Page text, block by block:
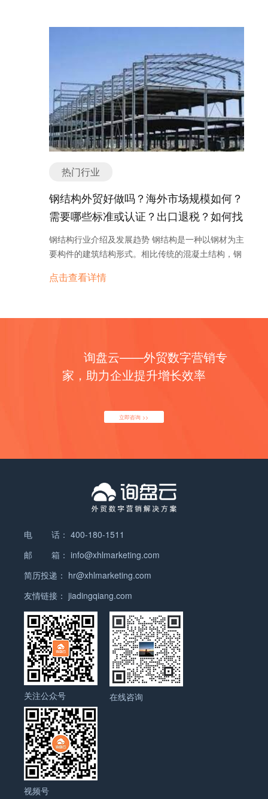
并预计到2027年将以年均复合增长率超过5%的速度
增长。这主要受益于不锈钢的广泛应用和不断增长的
需求。 在海外市场上，不锈钢制品的需求也在不断增
长。特别是在发达国家和地区，如美国、欧洲、日本
等，不锈钢制品已经成为基础设施建设和工业生产的
重要材料。此外，随着新兴市场经济的快速发展，如
中国、印度和巴西等国家，不锈钢市场也呈现出良好
下几个因素。首先，随着全球经济的发展，建筑和基
础设施建设的需求不断增加，这促进了不锈钢制品的
需求增长。其次，化工、医疗和食品加工等行业对不
锈钢制品的需求也在不断增加，这与不锈钢材料的耐
腐蚀和卫生性能密切相关。此外，不锈钢制品的广泛
应用也为海外市场的增长提供了机会。 总的来说，不
济的发展和不锈钢制品需求的增加，不锈钢市场规模
势。 不锈钢主要出口哪些国家地区？ 不锈钢是一种
有耐腐蚀、高强度和美观的特点，因此在国际贸易中
有很大的需求。 不锈钢的主要出口国家和地区包括以
下几个： 1. 中国：作为全球最大的不锈钢生产国，
争激烈，来自其他国家的竞争对手也不少。其次，船
舶配件的出口需要满足各国的质量标准和认证要求，
这对企业来说可能增加了一定的成本和难度。 总的来
说，船舶配件的外贸形势是积极向好的。出口船舶配
件可以说是一个潜力巨大的市场，但同时也需要企业
具备竞争力和适应性，以满足市场需求和国际标准。
船舶配件海外市场规模如何？ 船舶配件在海外市场具
有巨大的规模和潜力。随着全球贸易的发展和海洋经
济的繁荣，船舶配件的需求不断增加。海外市场对船
舶配件的需求主要来自船舶制造业、船舶维修和维护
业以及海洋工程等相关行业。 首先，船舶制造业是船
舶配件市场的主要需求方。随着全球贸易的增长，船
舶制造业迅速发展，对各种船舶配件的需求也在不断
增加。船舶制造业需要大量的船舶发动机、船舶通信
设备、船舶安全设备等配件来完成船舶的制造。尤其
国、日本和德国等，船舶配件市场规模更是巨大。 其
行。尤其是在一些海洋交通繁忙的地区和港口，船舶
维修和维护业的市场规模更是庞大。 此外，海洋工程
也是船舶配件市场的重要需求方。海洋工程包括海洋
船舶配件的需求量也非常大。海洋工程需要各种船舶
设备和配件来完成工程任务，如海上钻井平台、海上
洋经济的发展，船舶配件的需求不断增加。船舶制造
业、船舶维修和维护业以及海洋工程等相关行业是船
舶配件市场的主要需求方。随着这些行业的发展，船
哪些国家地区？ 船舶配件是船舶制造和维修过程中不
可或缺的重要组成部分。根据数据和市场调查，船舶
1. 亚洲地区：亚洲地区是船舶制造和维修的重要基地
之一，因此船舶配件的出口也相对较多。主要出口国
家和地区包括中国、韩国、日本、新加坡和马来西亚
等。 2. 欧洲地区：欧洲地区也是船舶制造和维修业
的重要市场，因此船舶配件的出口量也较大。主要出
口国家和地区包括德国、荷兰、挪威、英国和法国
等。 3.…
艇，如渔船、研究船等。无论是哪种类型的游艇，它
如有任何问题，欢迎微信联系我们。 游艇外贸形势如
何？出口是否好做？ 游艇外贸形势游艇作为一种高端
奢侈品，其外贸形势受到多种因素的影响。目前，全
球游艇市场整体呈现稳定增长的趋势，尤其是在一些
发达国家和地区，如美国、欧洲和澳大利亚等。这些
地区的消费者对奢侈品的需求稳定且不断增长，为游
艇出口提供了良好的市场机遇。 然而，游艇外贸也面
临一些挑战。首先，游艇的价格昂贵，且维护成本
高，这使得许多潜在买家望而却步。其次，全球经济
等，可能对游艇出口造成一定的不确定性。此外，游
艇市场竞争激烈，需要有竞争力的产品和营销策略才
出口是一个具有潜力的市场，但也需要投入一定的精
力和资源。以下是一些关键因素需要考虑： 1. 市场
调研：了解目标市场的需求、竞争情况和法规要求。
这样可以更好地定位产品，并制定适合市场的营销策
出口的关键。与经销商、代理商或合作伙伴建立合作
关系，可以帮助扩大市场份额并提高产品知名度。 4.
客户服务和售后支持：游艇是一项高投入的购买，消
服务体系，提供及时的技术支持和维修服务，可以增
的企业来说，游艇出口是一个值得考虑的市场机会。
量、营销渠道和客户服务等因素，以确保能够在激烈
的国际市场中脱颖而出。 游艇海外市场规模如何？
游艇市场是一个高端奢华品市场，海外市场规模庞
大。随着人们对度假和休闲方式的追求不断增加，游
来越多人的青睐。 根据市场研究数据，目前游艇市场
在全球范围内呈现稳步增长的趋势。根据某些报告，
以上。这是因为越来越多的人寻求舒适和奢华的度假
方式，游艇成为他们的首选。 海外市场对于游艇行业
来说至关重要。一方面，许多国家拥有丰富的海岸线
和美丽的海洋资源，提供了理想的游艇旅游环境。例
如，地中海地区、加勒比海地区、太平洋岛国等都是
游艇市场的热门目的地。这些地区的游艇租赁和销售
业务非常活跃。 另一方面，一些国家和地区的富裕阶
层对游艇的需求也在增加。随着全球经济的发展和人
们收入水平的提高，越来越多的人有能力购买游艇并
享受奢华的海上生活。一些国家和地区还提供了有利
的税收政策和法规环境，吸引更多的游艇购买者。 然
而，游艇市场也面临一些挑战。首先，游艇的价格昂
贵，只有相对较小的富裕人群才能负担得起。其次，
装置，可以有效搅拌和输送高浓度的渣浆。 2. 按照
石、尾矿、煤矸石等高浓度渣浆。- 冶金用渣浆泵：
主要用于冶金行业中输送金属渣浆、冶炼废渣等。-
电力用渣浆泵：主要用于电力行业中输送煤灰、石灰
浆等。- 环保用渣浆泵：主要用于环保行业中输送污
泥、废水等。 3. 按照驱动方式分类：- 电动渣浆泵：
使用电动机作为驱动力源。- 柴油渣浆泵：使用柴油
机作为驱动力源，适用于无电源或外地施工的场
用于易燃易爆场所。 4. 按照材质分类：- 铸铁渣浆
于一般工况。- 不锈钢渣浆泵：泵体和叶轮等关键部
件采用不锈钢材质制造，适用于腐蚀性介质。- 超高
高分子量聚乙烯材质制造，适用于高磨损场合。 以上
是渣浆泵的主要分类或种类，根据具体的使用需求和
工况条件，可以选择适合的渣浆泵进行应用。 如有任
放缓、贸易保护主义政策的抬头以及国际市场竞争的
泛的市场需求。无论是在矿山行业还是建筑工地，渣
浆泵都扮演着至关重要的角色。特别是在一些发展中
渣浆泵的出口前景是相对较好的。然而，要做好出口
对用户来说至关重要。因此，出口企业需要确保产品
次，市场竞争也是需要考虑的因素。目前，国内外渣
浆泵生产厂家众多，市场竞争激烈。出口企业需要通
竞争优势。 最后，出口企业还需要密切关注国际贸易
口产品的限制和关税政策有所调整。出口企业需要及
时了解相关政策，并做好相应的应对措施。 综上所
述，渣浆泵作为一种重要的输送设备，在当前的外贸
注产品质量、市场竞争和国际贸易政策等因素，以确
保出口业务的顺利进行。 渣浆泵海外市场规模 海外
市场对渣浆泵的需求主要受以下几个因素的影响： 1.
行业需求：矿山、冶金、化工和建筑等行业对渣浆泵
的需求量大，随着全球工业化进程的加快，这些行业
的发展也在不断提升，从而推动了渣浆泵市场的增
长。 2. 地区发展：发展中国家和地区对基础设施建
设的需求量大，这也促进了渣浆泵市场的增长。例
如，亚洲和非洲地区的国家在基础设施建设方面投入
巨大，对渣浆泵的需求量也在增加。 3.…
求旺盛，行业发展前景广阔。 其次，塑料机械行业在
技术创新方面取得了重要突破。随着科技的进步，塑
料机械的技术水平不断提升。例如，挤出机的自动化
程度越来越高，注塑机的精度和效率不断提高，吹塑
机的成型品质不断提升。这些技术创新为塑料机械行
业的发展提供了强大的动力。 再次，塑料机械行业在
绿色环保方面取得了积极进展。塑料机械的生产过程
减少了对环境的影响。同时，塑料机械行业也在研发
和推广可降解塑料制品，以减少对环境的影响。 最
后，塑料机械行业在国际市场的竞争中不断壮大。中
国是全球最大的塑料机械生产和消费国家，国内企业
在技术创新、产品质量和售后服务等方面不断提升，
逐渐在国际市场上占据一席之地。同时，国际知名塑
促进了行业的发展。 总之，塑料机械行业在国内外市
挑战。企业应加强技术创新，提高产品质量，积极拓
主要分类或种类有哪些？ 塑料机械是指用于加工塑料
原料的机械设备。根据不同的功能和用途，塑料机械
可以分为以下几个主要分类或种类： 1. 塑料挤出
机，广泛应用于塑料管材、板材、薄膜、线缆等的生
膜头挤出成薄膜的设备。塑料吹膜机广泛应用于塑料
包装膜、农用薄膜、工业薄膜等领域。 4. 塑料瓶胚
胚的设备。塑料瓶胚机广泛应用于塑料瓶的生产，如
饮料瓶、化妆品瓶等。 5. 塑料挤压机：用于将熔化
挤压机广泛应用于塑料管材、型材、板材等的生产。
6. 塑料造粒机：用于将废旧塑料或塑料颗粒加热熔化
后通过挤出、切割成粒的设备。塑料造粒机广泛应用
于塑料再生利用的行业。 此外，还有塑料破碎机、塑
料混合机、塑料热压机等各种类型的塑料机械，用于
不同的加工和生产需求。以上仅为部分主要分类，塑
料机械的种类还有很多，不断发展和创新中。 如有任
何问题，欢迎微信联系我们。 塑料机械外贸形势如
何？出口是否好做？ 塑料机械的外贸形势目前相对较
好，出口潜力较大。塑料机械是塑料加工行业的重要
设备，广泛应用于各个领域，包括建筑、汽车、电
子、包装等行业。随着全球经济的发展和工业化进程
的推进，对塑料机械的需求不断增加，这为塑料机械
的出口提供了良好的机会。 中国是塑料机械的主要生
产和出口国家之一，拥有丰富的生产经验和成熟的技
热门行业
钢结构外贸好做吗？海外市场规模如何？
需要哪些标准或认证？出口退税？如何找
分销商或客户？
钢结构行业介绍及发展趋势 钢结构是一种以钢材为主
要构件的建筑结构形式。相比传统的混凝土结构，钢
在建筑领域得到广泛应用。 钢结构行业在过去几十年
构行业的发展趋势主要体现在以下几个方面： 1. 绿
色环保：随着人们对环境保护意识的提高，钢结构行
业也在朝着绿色环保方向发展。采用可再生材料、节
结构行业的发展趋势。 2. 智能化：随着信息技术的
发展，钢结构行业也在逐渐智能化。通过引入先进的
过技术创新和产品升级，提高产品质量和附加值，提
升行业竞争力。同时，加强与其他行业的协同发展，
拓宽应用领域，推动钢结构行业的进一步发展。 4.
业也在加强与国际市场的交流与合作。国内钢结构企
业通过参与国际工程项目和技术交流，提高自身技术
水平和国际竞争力。 总之，钢结构行业在未来将继续
保持快速发展的势头。随着科技的进步和市场需求的
不断变化，钢结构行业将不断创新，推动行业向着更
高水平发展。 钢结构产品主要分类 钢结构产品是指
采用钢材作为主要构件材料，通过焊接、螺栓连接等
方式组装而成的建筑结构。钢结构具有高强度、轻
质、抗震、耐用等优点，广泛应用于工业厂房、商业
建筑、体育场馆等领域。 钢结构产品主要可以分为以
下几类： 1. 钢框架结构：钢框架结构是最常见的钢
结构产品之一，主要由钢柱、钢梁和钢柱与钢梁之间
的连接件组成。钢框架结构适用于各种建筑类型，如
厂房、仓库、商业建筑等。 2. 钢拱结构：钢拱结构
是由多个曲线形钢构件组成的建筑结构。钢拱结构具
有较好的承载能力和抗震性能，适用于大跨度的建
筑，如体育馆、展览馆等。 3. 钢索结构：钢索结构
点击查看详情
询盘云——外贸数字营销专
家，助力企业提升增长效率
立即咨询 >>
电 话： 400-180-1511
邮 箱： info@xhlmarketing.com
简历投递： hr@xhlmarketing.com
友情链接： jiadingqiang.com
关注公众号 在线咨询
视频号